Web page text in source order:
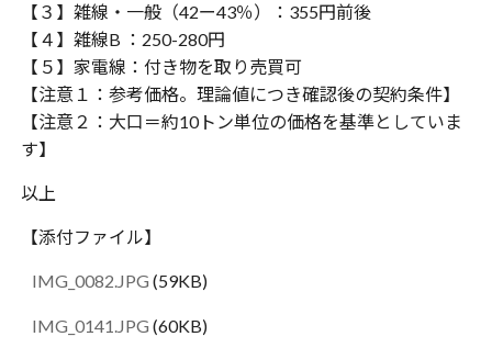
【３】雑線・一般（42ー43％）：355円前後
【４】雑線B ：250-280円
【５】家電線：付き物を取り売買可
【注意１：参考価格。理論値につき確認後の契約条件】
【注意２：大口＝約10トン単位の価格を基準としていま
す】
以上
【添付ファイル】
IMG_0082.JPG (59KB)
IMG_0141.JPG (60KB)